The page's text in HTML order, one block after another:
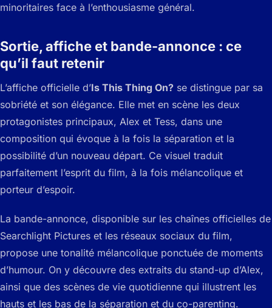
minoritaires face à l’enthousiasme général.
Sortie, affiche et bande-annonce : ce
qu’il faut retenir
L’affiche officielle d’Is This Thing On? se distingue par sa
sobriété et son élégance. Elle met en scène les deux
protagonistes principaux, Alex et Tess, dans une
composition qui évoque à la fois la séparation et la
possibilité d’un nouveau départ. Ce visuel traduit
parfaitement l’esprit du film, à la fois mélancolique et
porteur d’espoir.
La bande-annonce, disponible sur les chaînes officielles de
Searchlight Pictures et les réseaux sociaux du film,
propose une tonalité mélancolique ponctuée de moments
d’humour. On y découvre des extraits du stand-up d’Alex,
ainsi que des scènes de vie quotidienne qui illustrent les
hauts et les bas de la séparation et du co-parenting.